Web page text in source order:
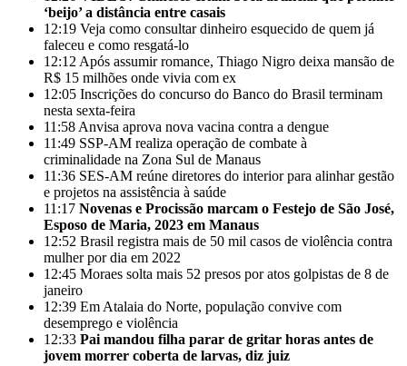
‘beijo’ a distância entre casais
12:19 Veja como consultar dinheiro esquecido de quem já
faleceu e como resgatá-lo
12:12 Após assumir romance, Thiago Nigro deixa mansão de
R$ 15 milhões onde vivia com ex
12:05 Inscrições do concurso do Banco do Brasil terminam
nesta sexta-feira
11:58 Anvisa aprova nova vacina contra a dengue
11:49 SSP-AM realiza operação de combate à
criminalidade na Zona Sul de Manaus
11:36 SES-AM reúne diretores do interior para alinhar gestão
e projetos na assistência à saúde
11:17 Novenas e Procissão marcam o Festejo de São José,
Esposo de Maria, 2023 em Manaus
12:52 Brasil registra mais de 50 mil casos de violência contra
mulher por dia em 2022
12:45 Moraes solta mais 52 presos por atos golpistas de 8 de
janeiro
12:39 Em Atalaia do Norte, população convive com
desemprego e violência
12:33 Pai mandou filha parar de gritar horas antes de
jovem morrer coberta de larvas, diz juiz